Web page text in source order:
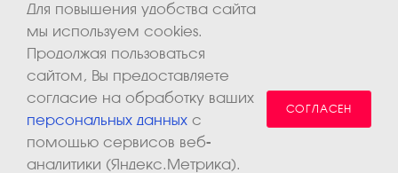
Для повышения удобства сайта
мы используем cookies.
Продолжая пользоваться
сайтом, Вы предоставляете
согласие на обработку ваших
персональных данных с
помощью сервисов веб-
аналитики (Яндекс.Метрика).
СОГЛАСЕН